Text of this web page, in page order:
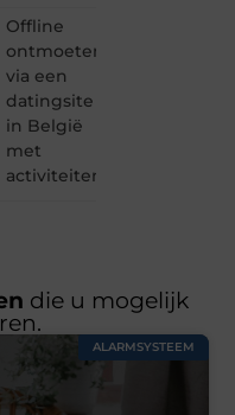
Offline
ontmoeten
via een
datingsite
in België
met
activiteiten
die u mogelijk
ALARMSYSTEEM